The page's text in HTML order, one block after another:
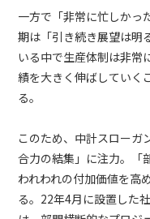
一方で「非常に忙しかっ
期は「引き続き展望は明
いる中で生産体制は非常
績を大きく伸ばしていく
る。
このため、中計スローガ
合力の結集」に注力。「
われわれの付加価値を高
る。22年4月に設置した